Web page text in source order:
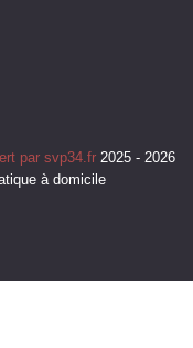
par svp34.fr 2025 - 2026
à domicile